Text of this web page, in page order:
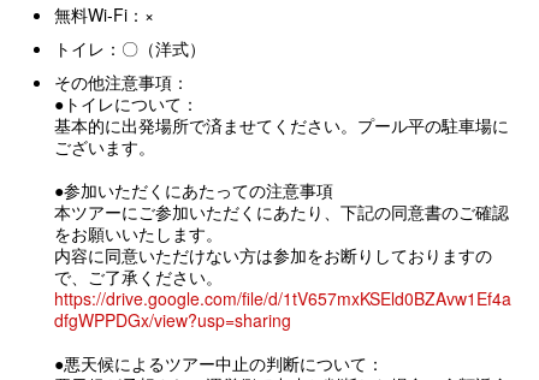
無料Wi-Fi：×
トイレ：〇（洋式）
その他注意事項：
●トイレについて：
基本的に出発場所で済ませてください。プール平の駐車場に
ございます。
●参加いただくにあたっての注意事項
本ツアーにご参加いただくにあたり、下記の同意書のご確認
をお願いいたします。
内容に同意いただけない方は参加をお断りしておりますの
で、ご了承ください。
https://drive.google.com/file/d/1tV657mxKSEld0BZAvw1Ef4a
dfgWPPDGx/view?usp=sharing
●悪天候によるツアー中止の判断について：